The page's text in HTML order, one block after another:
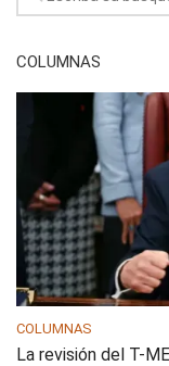
COLUMNAS
COLUMNAS
La revisión del T-